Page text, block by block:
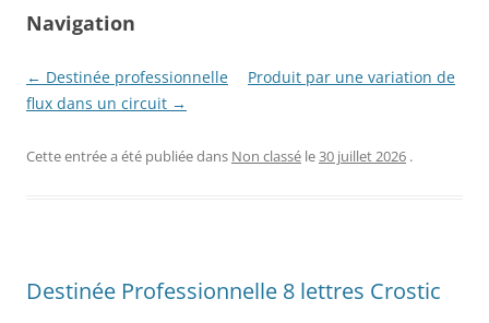
Navigation
← Destinée professionnelle
Produit par une variation de
flux dans un circuit →
Cette entrée a été publiée dans Non classé le30 juillet 2026 .
Destinée Professionnelle 8 lettres Crostic